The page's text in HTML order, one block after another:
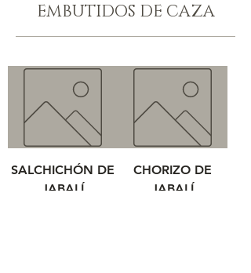
EMBUTIDOS DE CAZA
SALCHICHÓN DE
JABALÍ
CHORIZO DE
JABALÍ